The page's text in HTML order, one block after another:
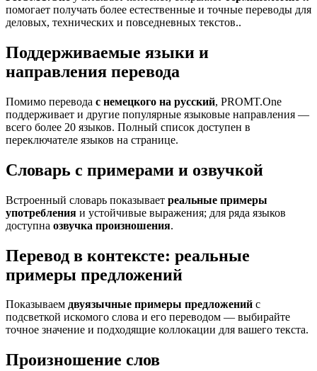
помогает получать более естественные и точные переводы для
деловых, технических и повседневных текстов..
Поддерживаемые языки и
направления перевода
Помимо перевода с немецкого на русский, PROMT.One
поддерживает и другие популярные языковые направления —
всего более 20 языков. Полный список доступен в
переключателе языков на странице.
Словарь с примерами и озвучкой
Встроенный словарь показывает реальные примеры
употребления и устойчивые выражения; для ряда языков
доступна озвучка произношения.
Перевод в контексте: реальные
примеры предложений
Показываем двуязычные примеры предложений с
подсветкой искомого слова и его переводом — выбирайте
точное значение и подходящие коллокации для вашего текста.
Произношение слов